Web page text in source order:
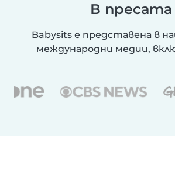
В пресата
Babysits е представена в
международни медии,